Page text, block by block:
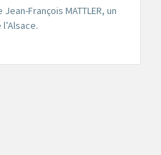
François MATTLER, un